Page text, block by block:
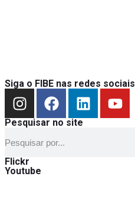
Siga o FIBE nas redes sociais
Pesquisar no site
Flickr
Youtube